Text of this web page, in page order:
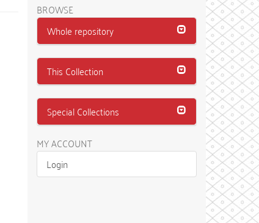
BROWSE
Whole repository
This Collection
Special Collections
MY ACCOUNT
Login